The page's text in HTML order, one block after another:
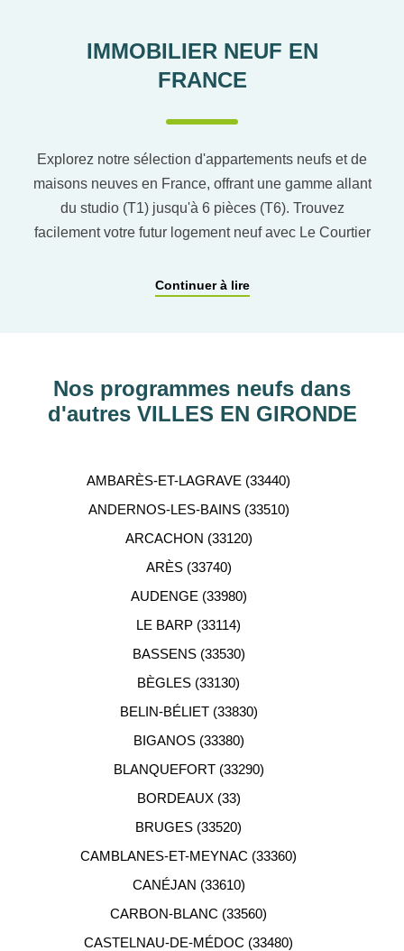
IMMOBILIER NEUF EN
FRANCE
Explorez notre sélection d'appartements neufs et de
maisons neuves en France, offrant une gamme allant
du studio (T1) jusqu'à 6 pièces (T6). Trouvez
facilement votre futur logement neuf avec Le Courtier
pour affiner vos critères. Vous pourrez également
ACCOMPAGNEMENT
Notre équipe de conseillers se tient gratuitement à
Continuer à lire
Nos programmes neufs dans
d'autres VILLES EN GIRONDE
AMBARÈS-ET-LAGRAVE (33440)
ANDERNOS-LES-BAINS (33510)
ARCACHON (33120)
ARÈS (33740)
AUDENGE (33980)
LE BARP (33114)
BASSENS (33530)
BÈGLES (33130)
BELIN-BÉLIET (33830)
BIGANOS (33380)
BLANQUEFORT (33290)
BORDEAUX (33)
BRUGES (33520)
CAMBLANES-ET-MEYNAC (33360)
CANÉJAN (33610)
CARBON-BLANC (33560)
CASTELNAU-DE-MÉDOC (33480)